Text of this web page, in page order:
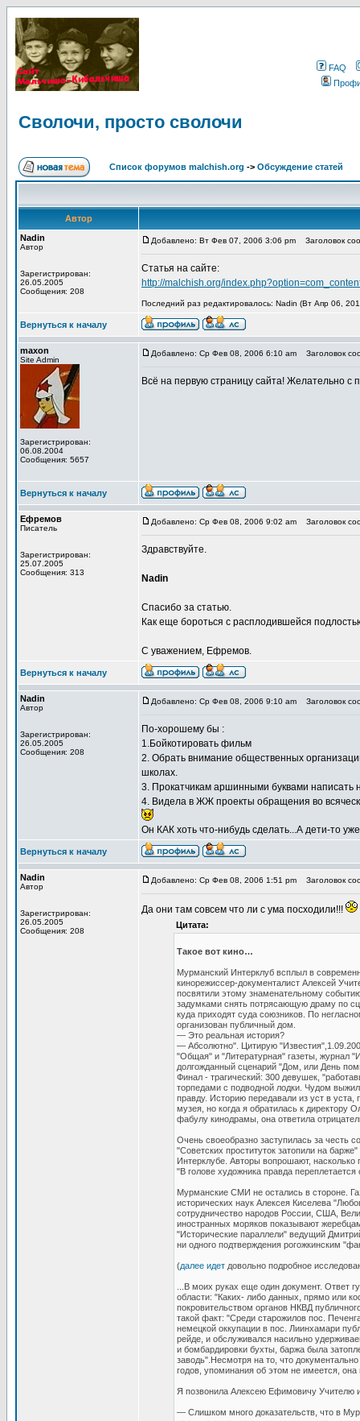
FAQ
Сволочи, просто сволочи
Список форумов malchish.org -> Обсуждение статей
Автор
Nadin
Автор
Зарегистрирован:
26.05.2005
Сообщения: 208
Добавлено: Вт Фев 07, 2006 3:06 pm Заголовок
Статья на сайте:
http://malchish.org/
Последний раз редактировалось: Nadin (Вт Апр 06,
Вернуться к началу
maxon
Site Admin
Зарегистрирован:
06.08.2004
Сообщения: 5657
Добавлено: Ср Фев 08, 2006 6:10 am Заголовок
Всё на первую страницу сайта! Желательно с
Вернуться к началу
Ефремов
Писатель
Зарегистрирован:
25.07.2005
Сообщения: 313
Добавлено: Ср Фев 08, 2006 9:02 am Заголовок
Здравствуйте.
Nadin
Спасибо за статью.
Как еще бороться с расплодившейся
С уважением, Ефремов.
Вернуться к началу
Nadin
Автор
Зарегистрирован:
26.05.2005
Сообщения: 208
Добавлено: Ср Фев 08, 2006 9:10 am Заголовок
По-хорошему бы :
1.Бойкотировать фильм
2. Обрать внимание общественных
школах.
3. Прокатчикам аршинными буквами
4. Видела в ЖЖ проекты обращения во
Он КАК хоть что-нибудь сделать...А дети-то
Вернуться к началу
Nadin
Автор
Зарегистрирован:
26.05.2005
Сообщения: 208
Добавлено: Ср Фев 08, 2006 1:51 pm Заголовок
Да они там совсем что ли с ума посходили!!!
Цитата:
Такое вот кино…
Мурманский Интерклуб всплыл в
кинорежиссер-документалист Алексей
посвятили этому знаменательному
задумками снять потрясающую драму по
куда приходят суда союзников. По
организован публичный дом.
— Это реальная история?
— Абсолютно". Цитирую
"Общая" и "Литературная" газеты, журнал
долгожданный сценарий "Дом, или День
Финал - трагический: 300 девушек,
торпедами с подводной лодки. Чудом
правду. Историю передавали из уст в
музея, но когда я обратилась к
фабулу кинодрамы, она ответила
Очень своеобразно заступилась за честь
"Советских проституток затопили на
Интерклубе. Авторы вопрошают,
"В голове художника правда
Мурманские СМИ не остались в стороне.
исторических наук Алексея Киселева
сотрудничество народов России, США,
иностранных моряков показывают
"Исторические параллели" ведущий
ни одного подтверждения рогожкинским
(далее идет довольно подробное
...В моих руках еще один документ.
области: "Каких- либо данных, прямо или
покровительством органов НКВД
такой факт: "Среди старожилов пос.
немецкой оккупации в пос. Лиинхамари
рейде, и обслуживался насильно
и бомбардировки бухты, баржа была
заводь".Несмотря на то, что
годов, упоминания об этом не имеется,
Я позвонила Алексею Ефимовичу Учителю
— Слишком много доказательств, что в